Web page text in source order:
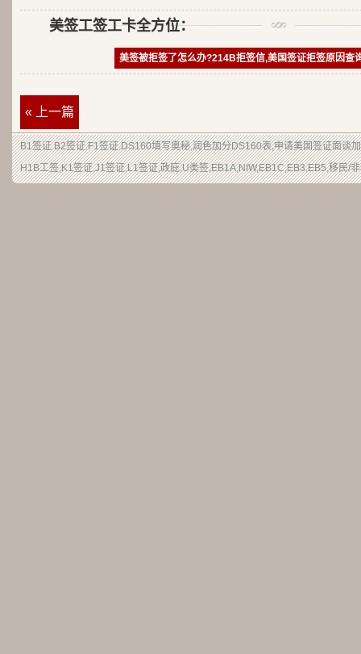
美签工签工卡全方位：
美签被拒签了怎么办?214B拒签信,美国签证拒签原因查
« 上一篇
B1签证.B2签证.F1签证.DS160填写奥秘,润色加分DS160表,申请美国签证面谈
H1B工签,K1签证,J1签证,L1签证,政庇,U类签,EB1A,NIW,EB1C,EB3,EB5,移民/